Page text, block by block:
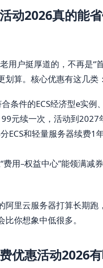
动2026真的能
用户挺厚道的，不再是“
划算。核心优惠有这几类
条件的ECS经济型e实
元续一次，活动到2027
分ECS和轻量服务器续费
费用–权益中心”能领满减
阿里云服务器打算长期跑
你想象中低很多。
优惠活动2026